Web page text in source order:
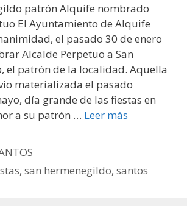
patrón Alquife nombrado
El Ayuntamiento de Alquife
el pasado 30 de enero
Alcalde Perpetuo a San
el patrón de la localidad. Aquella
materializada el pasado
día grande de las fiestas en
a su patrón … Leer más
,san hermenegildo,santos